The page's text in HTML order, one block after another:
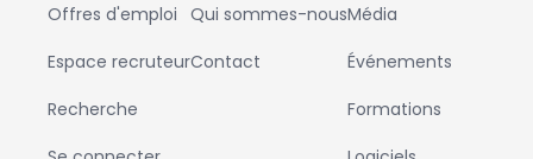
Offres d'emploi
Espace recruteur
Recherche
Qui sommes-nous
Contact
Média
Événements
Formations